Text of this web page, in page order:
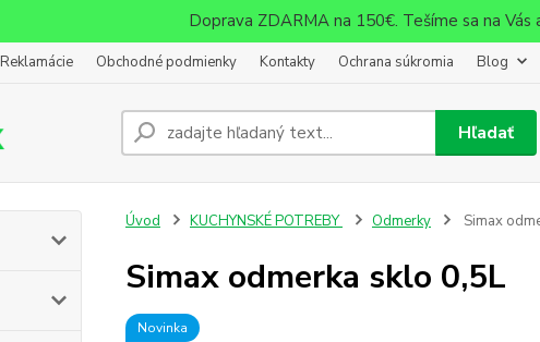
Doprava ZDARMA na 150€. Tešíme sa na Vás
Reklamácie Obchodné podmienky Kontakty Ochrana súkromia Blog
Hľadať
Úvod KUCHYNSKÉ POTREBY Odmerky Simax
Simax odmerka sklo 0,5L
Novinka